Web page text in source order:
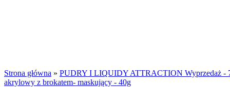
Strona główna » PUDRY I LIQUIDY ATTRACTION Wyprzedaż -
akrylowy z brokatem- maskujący - 40g